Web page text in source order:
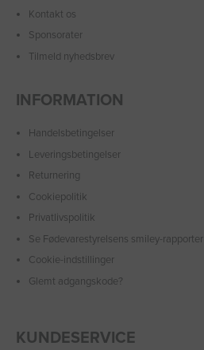
Kontakt os
Sponsorater
Tilmeld nyhedsbrev
INFORMATION
Handelsbetingelser
Leveringsbetingelser
Returnering
Cookiepolitik
Privatlivspolitik
Se Fødevarestyrelsens smiley-rapporter
Cookie-indstillinger
Glemt adgangskode?
KUNDESERVICE